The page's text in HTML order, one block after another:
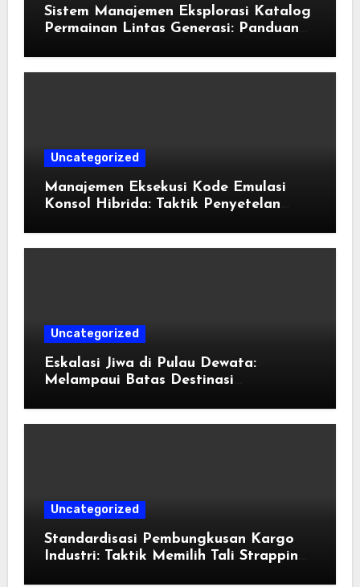
Sistem Manajemen Eksplorasi Katalog
Permainan Lintas Generasi: Panduan
Emulasi
Uncategorized
Manajemen Eksekusi Kode Emulasi
Konsol Hibrida: Taktik Penyetelan
Uncategorized
Eskalasi Jiwa di Pulau Dewata:
Melampaui Batas Destinasi
Uncategorized
Standardisasi Pembungkusan Kargo
Industri: Taktik Memilih Tali Strapping